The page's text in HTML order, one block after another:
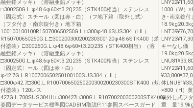
融亜鉛メッキ）（溶融亜鉛メッキ）
□300250G.L.φ48.6φ60×t3.2Q235（STK400相当）ステンレス
〈固定式〉スチール（図は赤・白）（フ地下箱〈取外し式〉
（フタ付き・南京錠付き）地下箱
100100100100R150700650250G.L.□300φ48.6SUS304（HL）
R150700650250G.L.□300200300200230300120φ48.6STK400（焼
付塗装）□300250G.L.φ48.6φ60×t3.2Q235（STK400相当）（溶
融亜鉛メッキ）（溶融亜鉛メッキ）
□300250G.L.φ48.6φ60×t3.2Q235（STK400相当）ステンレス
〈固定式〉ール（図は赤・白）
φ42.7G.L.R100700650250100100SUS304（HL）
□300φ42.7□30G.L.R100700650250200300200230300STK400（焼
付塗装）120レス
427G.L.700SUS304HL□300427□300G.L.R10700200300200STK400●
姿図データサービス標準図CADBIM取説P.11参照スペースガード
1000（W）
き･南京錠
キーなし価
体
×800（H）
取外し式フ
重 量